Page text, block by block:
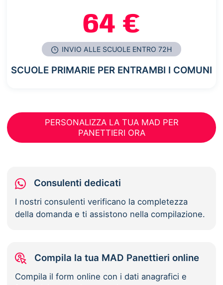
64 €
INVIO ALLE SCUOLE ENTRO 72H
SCUOLE PRIMARIE PER ENTRAMBI I COMUNI
PERSONALIZZA LA TUA MAD PER
PANETTIERI ORA
Consulenti dedicati
I nostri consulenti verificano la completezza
della domanda e ti assistono nella compilazione.
Compila la tua MAD Panettieri online
Compila il form online con i dati anagrafici e